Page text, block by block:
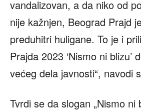
vandalizovan, a da niko od
nije kažnjen, Beograd Prajd
preduhitri huligane. To je i
Prajda 2023 ‘Nismo ni blizu’
većeg dela javnosti“, navodi
Tvrdi se da slogan „Nismo ni